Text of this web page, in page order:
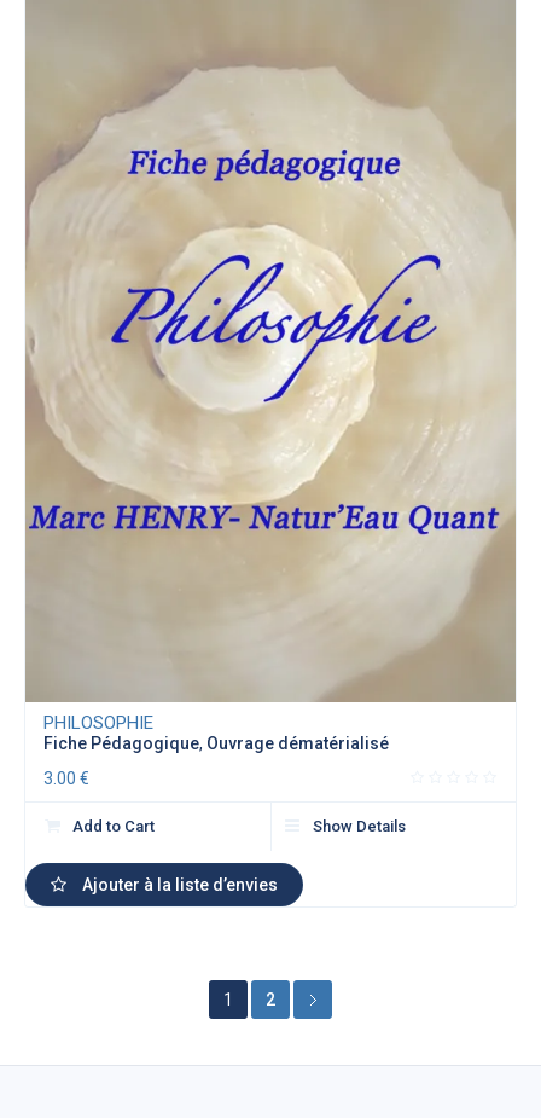
PHILOSOPHIE
Fiche Pédagogique, Ouvrage dématérialisé
3.00€
Add to Cart Show Details
Ajouter à la liste d’envies
1 2